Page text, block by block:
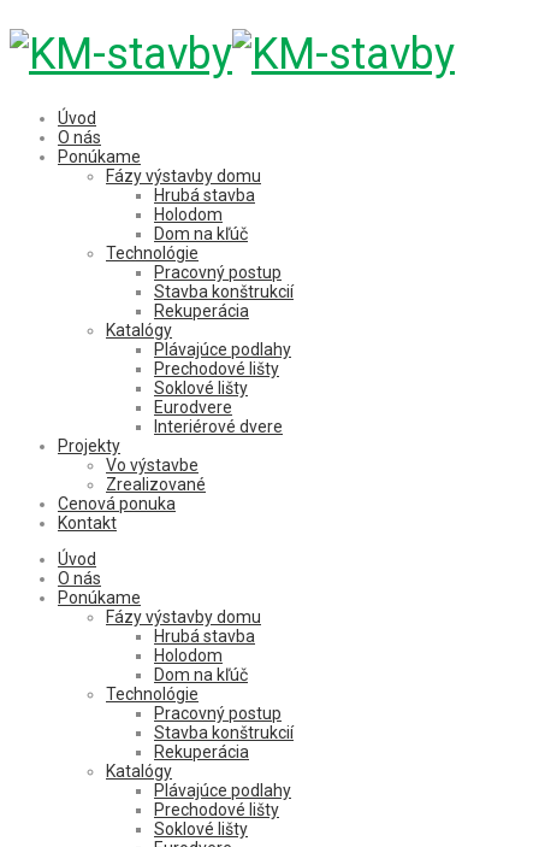
Úvod
O nás
Ponúkame
Fázy výstavby domu
Hrubá stavba
Holodom
Dom na kľúč
Technológie
Pracovný postup
Stavba konštrukcií
Rekuperácia
Katalógy
Plávajúce podlahy
Prechodové lišty
Soklové lišty
Eurodvere
Interiérové dvere
Projekty
Vo výstavbe
Zrealizované
Cenová ponuka
Kontakt
Úvod
O nás
Ponúkame
Fázy výstavby domu
Hrubá stavba
Holodom
Dom na kľúč
Technológie
Pracovný postup
Stavba konštrukcií
Rekuperácia
Katalógy
Plávajúce podlahy
Prechodové lišty
Soklové lišty